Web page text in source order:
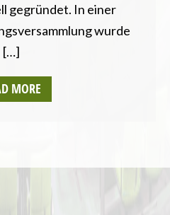
gegründet. In einer
wurde
[…]
MORE